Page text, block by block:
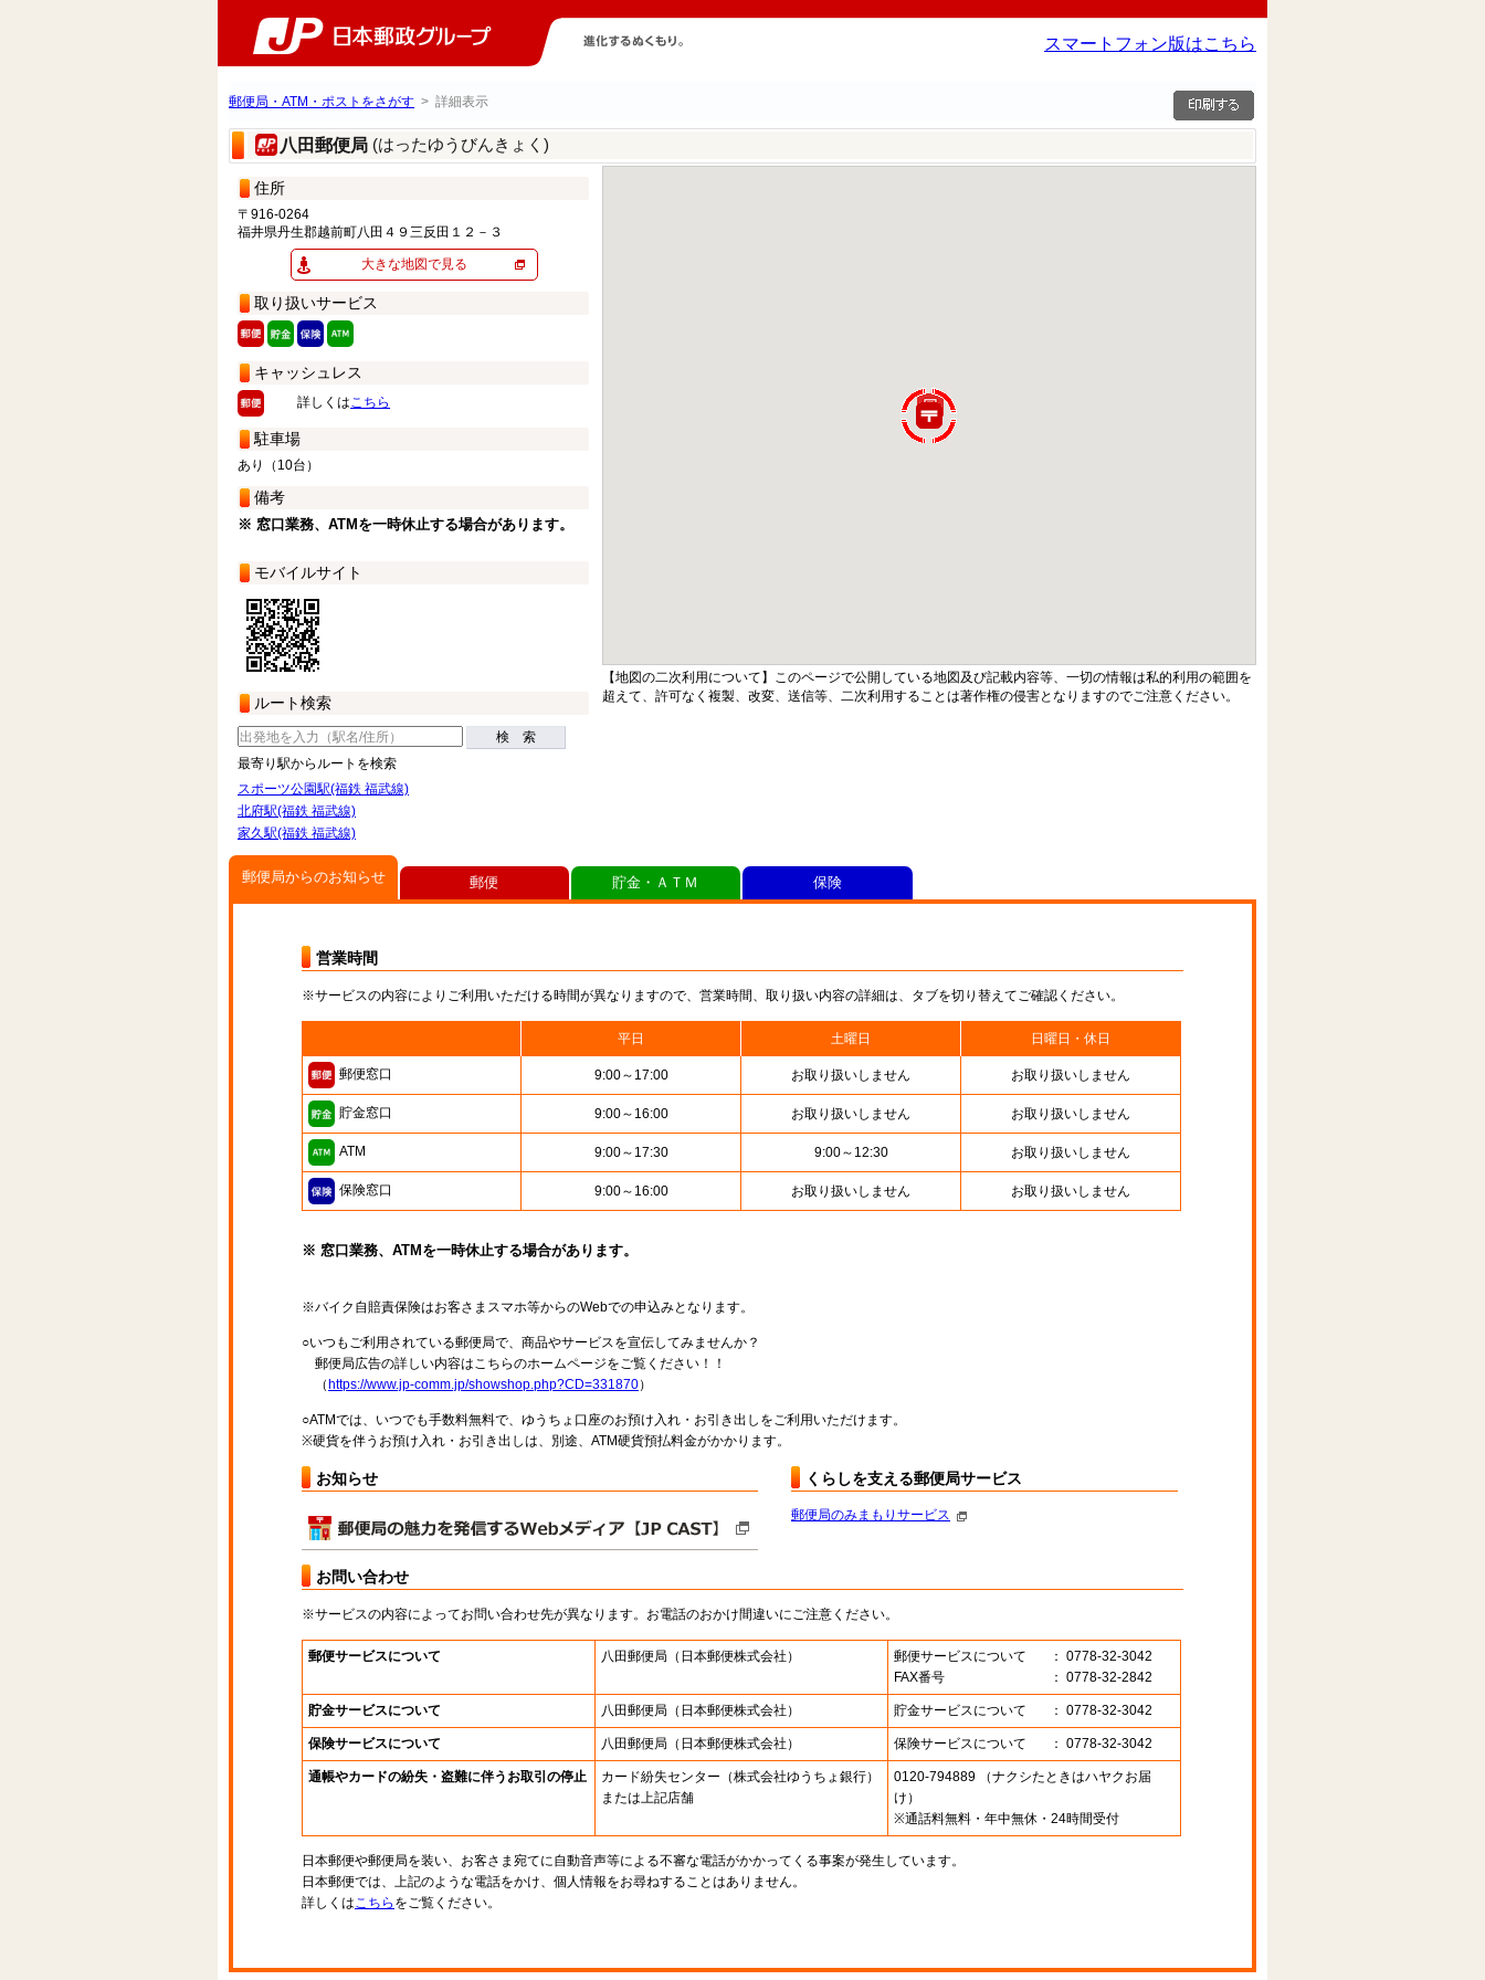
スマートフォン版はこちら
郵便局・ATM・ポストをさがす > 詳細表示
八田郵便局 (はったゆうびんきょく)
住所
〒916-0264
福井県丹生郡越前町八田４９三反田１２－３
大きな地図で見る
取り扱いサービス
キャッシュレス
詳しくはこちら
駐車場
あり（10台）
備考
※ 窓口業務、ATMを一時休止する場合があります。
モバイルサイト
ルート検索
検 索
最寄り駅からルートを検索
スポーツ公園駅(福鉄 福武線)
北府駅(福鉄 福武線)
家久駅(福鉄 福武線)
【地図の二次利用について】このページで公開している地図及び記載内容等、一切の情報は私的利用の範囲を
超えて、許可なく複製、改変、送信等、二次利用することは著作権の侵害となりますのでご注意ください。
郵便局からのお知らせ
営業時間
※サービスの内容によりご利用いただける時間が異なりますので、営業時間、取り扱い内容の詳細は、タブを切り替えてご確認ください。
平日 土曜日 日曜日・休日
郵便窓口 9:00～17:00 お取り扱いしません お取り扱いしません
貯金窓口 9:00～16:00 お取り扱いしません お取り扱いしません
ATM 9:00～17:30 9:00～12:30 お取り扱いしません
保険窓口 9:00～16:00 お取り扱いしません お取り扱いしません
※ 窓口業務、ATMを一時休止する場合があります。
※バイク自賠責保険はお客さまスマホ等からのWebでの申込みとなります。
○いつもご利用されている郵便局で、商品やサービスを宣伝してみませんか？
郵便局広告の詳しい内容はこちらのホームページをご覧ください！！
（ https://www.jp-comm.jp/showshop.php?CD=331870）
○ATMでは、いつでも手数料無料で、ゆうちょ口座のお預け入れ・お引き出しをご利用いただけます。
※硬貨を伴うお預け入れ・お引き出しは、別途、ATM硬貨預払料金がかかります。
お知らせ くらしを支える郵便局サービス
郵便局のみまもりサービス
お問い合わせ
※サービスの内容によってお問い合わせ先が異なります。お電話のおかけ間違いにご注意ください。
郵便サービスについて 八田郵便局 （日本郵便株式会社） 郵便サービスについて
： 0778-32-3042
FAX番号
： 0778-32-2842
貯金サービスについて 八田郵便局 （日本郵便株式会社） 貯金サービスについて ： 0778-32-3042
保険サービスについて 八田郵便局 （日本郵便株式会社） 保険サービスについて ： 0778-32-3042
通帳やカードの紛失・盗難に伴うお取引の停止 カード紛失センター （株式会社ゆうちょ銀行）
または上記店舗
0120-794889 （ナクシたときはハヤクお届
け）
※通話料無料・年中無休・24時間受付
日本郵便や郵便局を装い、お客さま宛てに自動音声等による不審な電話がかかってくる事案が発生しています。
日本郵便では、上記のような電話をかけ、個人情報をお尋ねすることはありません。
詳しくはこちら をご覧ください。
郵便 貯金・ＡＴＭ 保険